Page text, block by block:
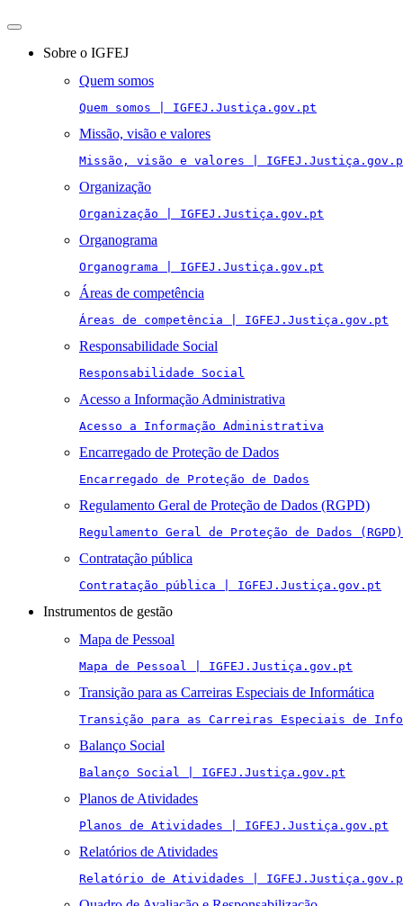
Toggle
navigationSobre o IGFEJ
Quem somos
Quem somos | IGFEJ.Justiça.gov.pt
Missão, visão e valores
Missão, visão e valores |
Organização
Organização | IGFEJ.Justiça.gov.pt
Organograma
Organograma | IGFEJ.Justiça.gov.pt
Áreas de competência
Áreas de competência | IGFEJ.Justiça.gov.pt
Responsabilidade Social
Responsabilidade Social
Acesso a Informação Administrativa
Acesso a Informação Administrativa
Encarregado de Proteção de Dados
Encarregado de Proteção de Dados
Regulamento Geral de Proteção de Dados (RGPD)
Regulamento Geral de Proteção de Dados (RGPD)
Contratação pública
Contratação pública | IGFEJ.Justiça.gov.pt
Instrumentos de gestão
Mapa de Pessoal
Mapa de Pessoal | IGFEJ.Justiça.gov.pt
Transição para as Carreiras Especiais de Informática
Transição para as Carreiras Especiais de
Balanço Social
Balanço Social | IGFEJ.Justiça.gov.pt
Planos de Atividades
Planos de Atividades | IGFEJ.Justiça.gov.pt
Relatórios de Atividades
Relatório de Atividades |